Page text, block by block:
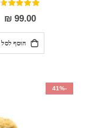
דירוג:
93%
99.00 ₪
הוסף לסל
-41%